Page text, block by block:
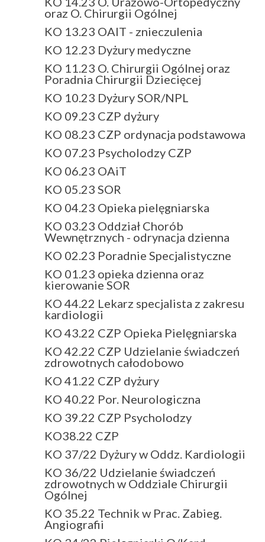
oraz O. Chirurgii Ogólnej
KO 13.23 OAIT - znieczulenia
KO 12.23 Dyżury medyczne
KO 11.23 O. Chirurgii Ogólnej oraz
Poradnia Chirurgii Dziecięcej
KO 10.23 Dyżury SOR/NPL
KO 09.23 CZP dyżury
KO 08.23 CZP ordynacja podstawowa
KO 07.23 Psycholodzy CZP
KO 06.23 OAiT
KO 05.23 SOR
KO 04.23 Opieka pielęgniarska
KO 03.23 Oddział Chorób
Wewnętrznych - odrynacja dzienna
KO 02.23 Poradnie Specjalistyczne
KO 01.23 opieka dzienna oraz
kierowanie SOR
KO 44.22 Lekarz specjalista z zakresu
kardiologii
KO 43.22 CZP Opieka Pielęgniarska
KO 42.22 CZP Udzielanie świadczeń
zdrowotnych całodobowo
KO 41.22 CZP dyżury
KO 40.22 Por. Neurologiczna
KO 39.22 CZP Psycholodzy
KO38.22 CZP
KO 37/22 Dyżury w Oddz. Kardiologii
KO 36/22 Udzielanie świadczeń
zdrowotnych w Oddziale Chirurgii
Ogólnej
KO 35.22 Technik w Prac. Zabieg.
Angiografii